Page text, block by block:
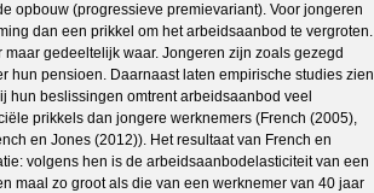
opbouw (progressieve premievariant). Voor jongeren
dan een prikkel om het arbeidsaanbod te vergroten.
maar gedeeltelijk waar. Jongeren zijn zoals gezegd
hun pensioen. Daarnaast laten empirische studies zien
hun beslissingen omtrent arbeidsaanbod veel
prikkels dan jongere werknemers (French (2005),
en Jones (2012)). Het resultaat van French en
volgens hen is de arbeidsaanbodelasticiteit van een
maal zo groot als die van een werknemer van 40 jaar